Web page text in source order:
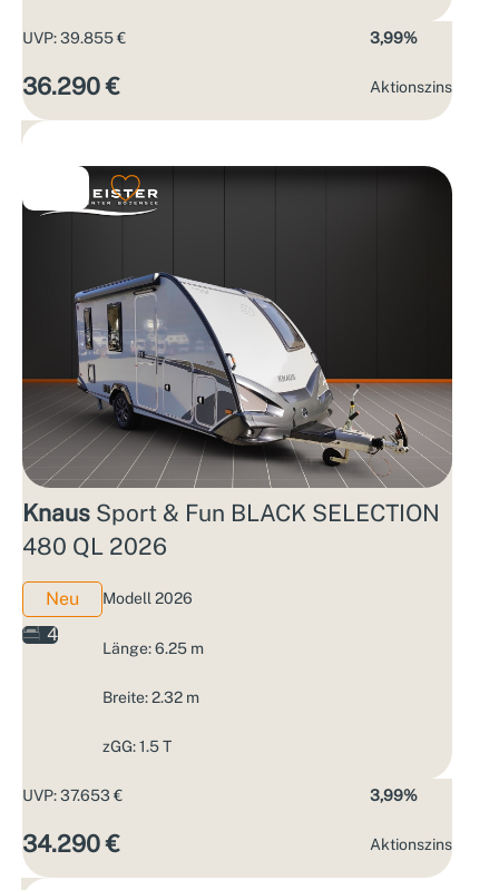
UVP: 39.855 €
36.290 €
3,99%
Aktions­zins
Knaus Sport & Fun BLACK SELECTION
480 QL 2026
Neu
4
Modell 2026
Länge: 6.25 m
Breite: 2.32 m
zGG: 1.5 T
UVP: 37.653 €
34.290 €
3,99%
Aktions­zins